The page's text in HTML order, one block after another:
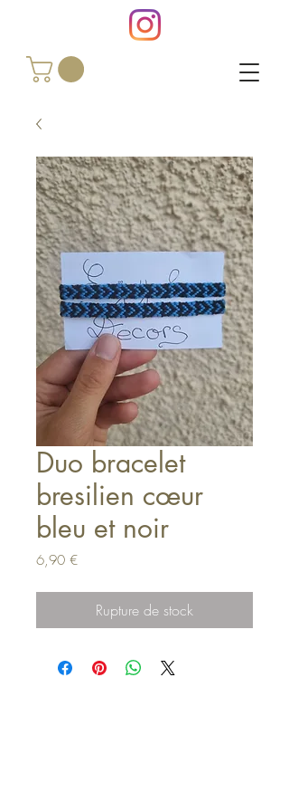
Duo bracelet
bresilien cœur
bleu et noir
6,90 €Prix
Rupture de stock